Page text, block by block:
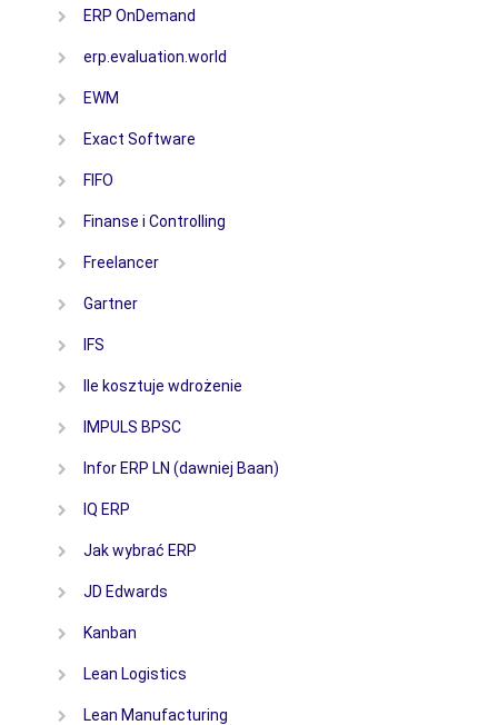
ERP OnDemand
erp.evaluation.world
EWM
Exact Software
FIFO
Finanse i Controlling
Freelancer
Gartner
IFS
Ile kosztuje wdrożenie
IMPULS BPSC
Infor ERP LN (dawniej Baan)
IQ ERP
Jak wybrać ERP
JD Edwards
Kanban
Lean Logistics
Lean Manufacturing